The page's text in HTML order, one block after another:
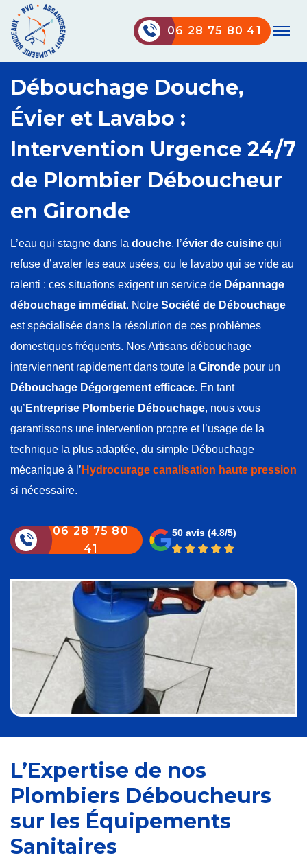
06 28 75 80 41
Débouchage Douche,
Évier et Lavabo :
Intervention Urgence 24/7
de Plombier Déboucheur
en Gironde
L’eau qui stagne dans la douche, l’évier de cuisine qui
refuse d’avaler les eaux usées, ou le lavabo qui se vide au
ralenti : ces situations exigent un service de Dépannage
débouchage immédiat. Notre Société de Débouchage
est spécialisée dans la résolution de ces problèmes
domestiques fréquents. Nos Artisans débouchage
interviennent rapidement dans toute la Gironde pour un
Débouchage Dégorgement efficace. En tant
qu’ Entreprise Plomberie Débouchage, nous vous
garantissons une intervention propre et l’usage de la
technique la plus adaptée, du simple Débouchage
mécanique à l’ Hydrocurage canalisation haute pression
si nécessaire.
06 28 75 80
41
50 avis (4.8/5)
L’Expertise de nos
Plombiers Déboucheurs
sur les Équipements
Sanitaires